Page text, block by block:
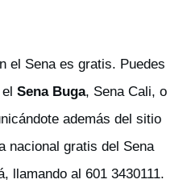
el Sena es gratis. Puedes
Sena Buga, Sena Cali, o
además del sitio
nacional gratis del Sena
llamando al 601 3430111.